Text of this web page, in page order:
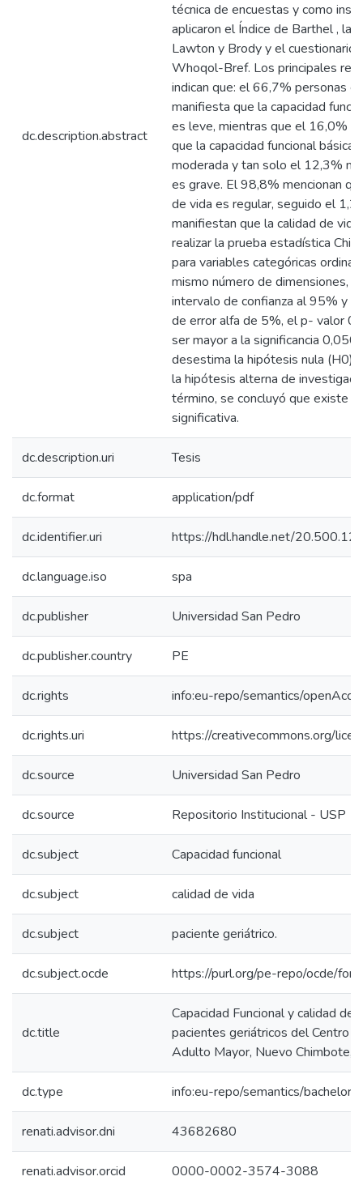
dc.description.abstract
técnica de encuestas y como
aplicaron el Índice de Barthel , la
Lawton y Brody y el cuestionario
Whoqol-Bref. Los principales
indican que: el 66,7% personas
manifiesta que la capacidad
es leve, mientras que el 16,0%
que la capacidad funcional básica
moderada y tan solo el 12,3%
es grave. El 98,8% mencionan
de vida es regular, seguido el
manifiestan que la calidad de
realizar la prueba estadística Chi -
para variables categóricas
mismo número de dimensiones,
intervalo de confianza al 95% y
de error alfa de 5%, el p- valor
ser mayor a la significancia
desestima la hipótesis nula (H0)
la hipótesis alterna de
término, se concluyó que existe
significativa.
dc.description.uri Tesis
dc.format application/pdf
dc.identifier.uri https://hdl.handle.net/
dc.language.iso spa
dc.publisher Universidad San Pedro
dc.publisher.country PE
dc.rights info:eu-repo/semantics/
dc.rights.uri https://creativecommons.org/
dc.source Universidad San Pedro
dc.source Repositorio Institucional - USP
dc.subject Capacidad funcional
dc.subject calidad de vida
dc.subject paciente geriátrico.
dc.subject.ocde https://purl.org/pe-repo/ocde/
dc.title
Capacidad Funcional y calidad de
pacientes geriátricos del Centro
Adulto Mayor, Nuevo Chimbote,
dc.type info:eu-repo/semantics/
renati.advisor.dni 43682680
renati.advisor.orcid 0000-0002-3574-3088